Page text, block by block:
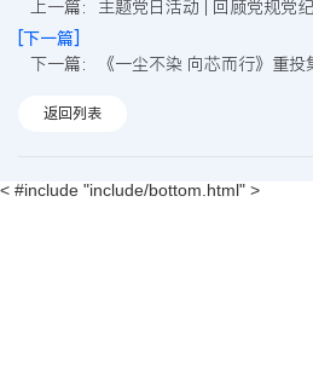
上一篇：主题党日活动 | 回顾党规党
[下一篇]
下一篇：《一尘不染 向芯而行》重投
返回列表
< #include "include/bottom.html" >